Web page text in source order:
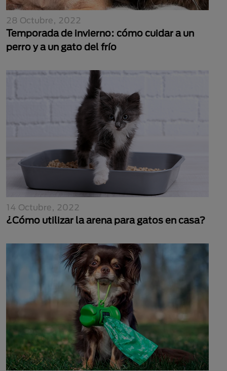
28 Octubre, 2022
Temporada de invierno: cómo cuidar a un
perro y a un gato del frío
14 Octubre, 2022
¿Cómo utilizar la arena para gatos en casa?